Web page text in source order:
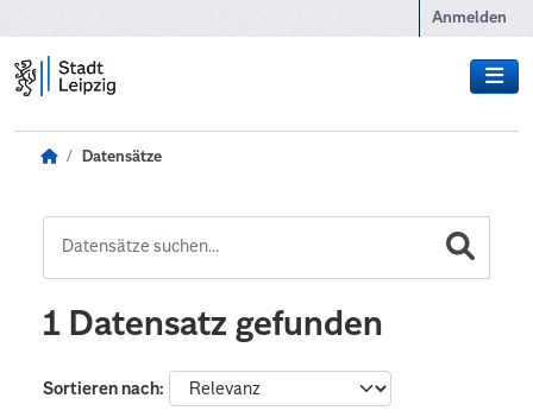
Anmelden
Datensätze
1 Datensatz gefunden
Sortieren nach